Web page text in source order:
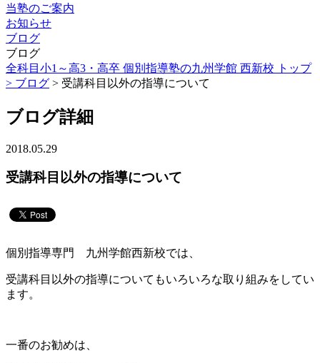
当塾のご案内
お知らせ
ブログ
ブログ
全科目小1～高3・高卒 個別指導塾の九州学館 西新校 トップ
> ブログ > 受講科目以外の指導について
ブログ詳細
2018.05.29
受講科目以外の指導について
個別指導専門 九州学館西新校では、
受講科目以外の指導についてもいろいろな取り組みをしてい
ます。
一番のお勧めは、